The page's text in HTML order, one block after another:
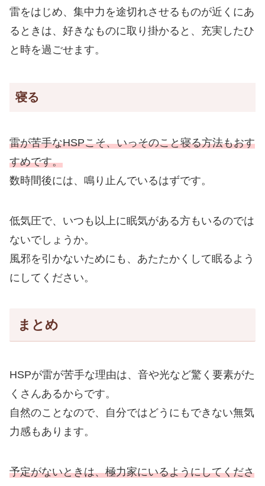
雷をはじめ、集中力を途切れさせるものが近くにあ
るときは、好きなものに取り掛かると、充実したひ
と時を過ごせます。
寝る
雷が苦手なHSPこそ、いっそのこと寝る方法もおす
すめです。
数時間後には、鳴り止んでいるはずです。
低気圧で、いつも以上に眠気がある方もいるのでは
ないでしょうか。
風邪を引かないためにも、あたたかくして眠るよう
にしてください。
まとめ
HSPが雷が苦手な理由は、音や光など驚く要素がた
くさんあるからです。
自然のことなので、自分ではどうにもできない無気
力感もあります。
予定がないときは、極力家にいるようにしてくださ